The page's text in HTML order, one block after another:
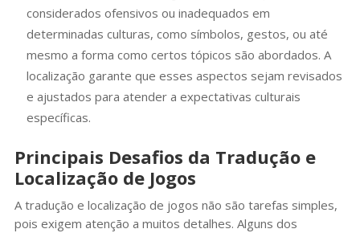
considerados ofensivos ou inadequados em
determinadas culturas, como símbolos, gestos, ou até
mesmo a forma como certos tópicos são abordados. A
localização garante que esses aspectos sejam revisados
e ajustados para atender a expectativas culturais
específicas.
Principais Desafios da Tradução e
Localização de Jogos
A tradução e localização de jogos não são tarefas simples,
pois exigem atenção a muitos detalhes. Alguns dos